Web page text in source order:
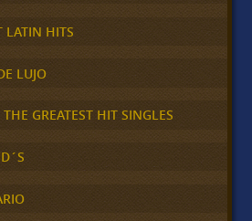
LATIN HITS
LUJO
GREATEST HIT SINGLES